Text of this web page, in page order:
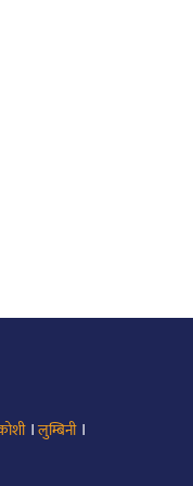
।लुम्बिनी।